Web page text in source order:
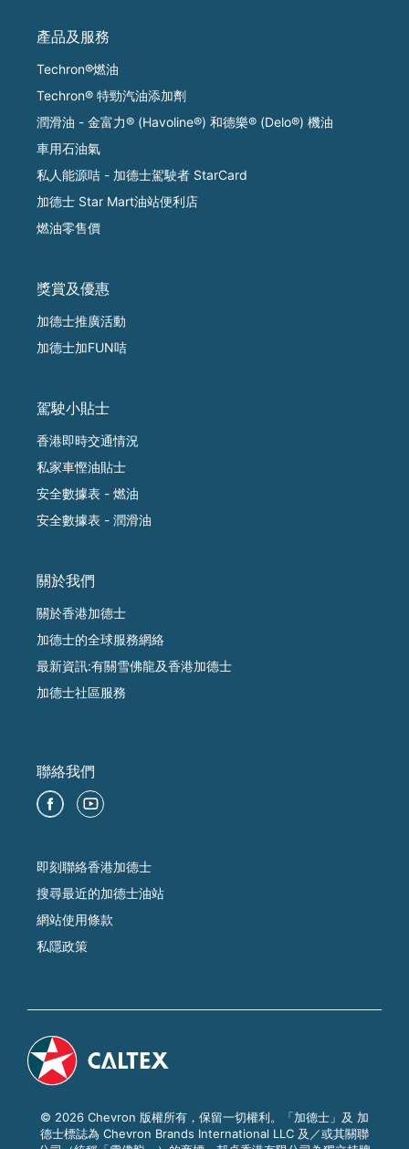
產品及服務
Techron®燃油
Techron® 特勁汽油添加劑
潤滑油 - 金富力® (Havoline®) 和德樂® (Delo®) 機油
車用石油氣
私人能源咭 - 加德士駕駛者 StarCard
加德士 Star Mart油站便利店
燃油零售價
獎賞及優惠
加德士推廣活動
加德士加FUN咭
駕駛小貼士
香港即時交通情況
私家車慳油貼士
安全數據表 - 燃油
安全數據表 - 潤滑油
關於我們
關於香港加德士
加德士的全球服務網絡
最新資訊:有關雪佛龍及香港加德士
加德士社區服務
聯絡我們
即刻聯絡香港加德士
搜尋最近的加德士油站
網站使用條款
私隱政策
© 2026 Chevron 版權所有，保留一切權利。「加德士」及 加
德士標誌為 Chevron Brands International LLC 及／或其關聯